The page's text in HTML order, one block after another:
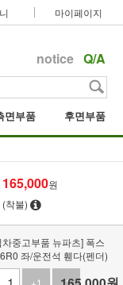
마이페이지
notice Q/A
면부품 후면부품
165,000원
(착불)
중고부품 뉴파츠] 폭스
좌/운전석 휀다(펜더)